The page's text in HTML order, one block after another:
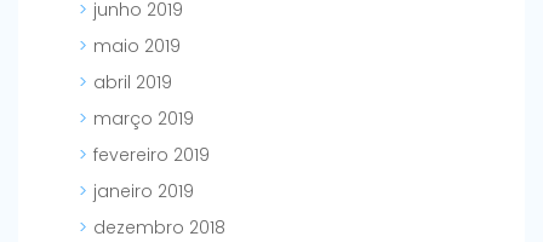
junho 2019
maio 2019
abril 2019
março 2019
fevereiro 2019
janeiro 2019
dezembro 2018